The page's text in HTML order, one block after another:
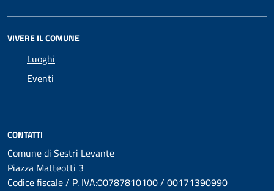
VIVERE IL COMUNE
Luoghi
Eventi
CONTATTI
Comune di Sestri Levante
Piazza Matteotti 3
Codice fiscale / P. IVA:00787810100 / 00171390990